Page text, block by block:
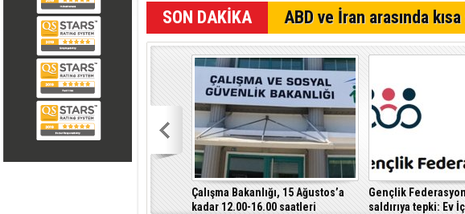
SON DAKİKA ABD ve İran arasında
Çalışma Bakanlığı, 15 Ağustos’a
kadar 12.00-16.00 saatleri
Gençlik
saldırıya tepki: Ev